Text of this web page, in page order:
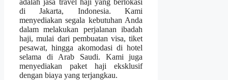
adalah jasa travel haji yang berlokasi
di Jakarta, Indonesia. Kami
menyediakan segala kebutuhan Anda
dalam melakukan perjalanan ibadah
haji, mulai dari pembuatan visa, tiket
pesawat, hingga akomodasi di hotel
selama di Arab Saudi. Kami juga
menyediakan paket haji eksklusif
dengan biaya yang terjangkau.